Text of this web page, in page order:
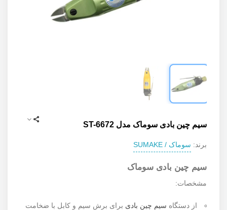
سیم چین بادی سوماک مدل ST-6672
برند: سوماک / SUMAKE
سیم چین بادی سوماک
مشخصات:
از دستگاه سیم چین بادی برای برش سیم و کابل با ضخامت